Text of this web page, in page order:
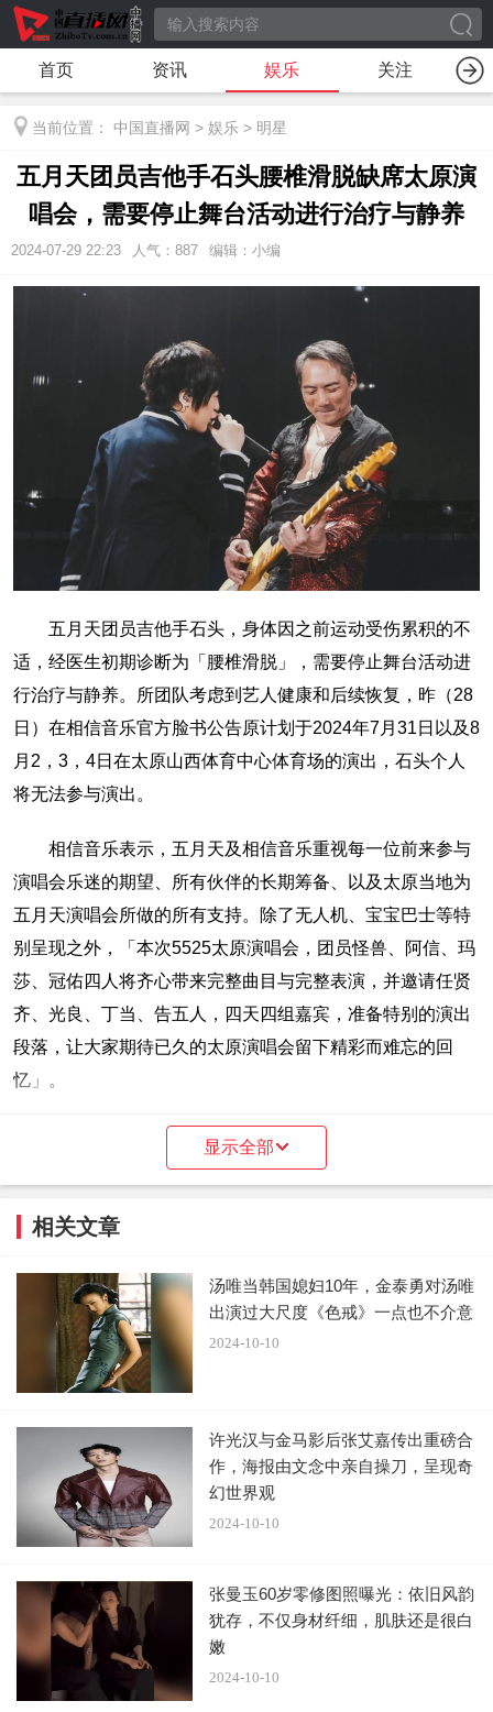
首页 资讯 娱乐 关注
当前位置： 中国直播网 > 娱乐 > 明星
五月天团员吉他手石头腰椎滑脱缺席太原演
唱会，需要停止舞台活动进行治疗与静养
2024-07-29 22:23 人气： 887 编辑：小编
五月天团员吉他手石头，身体因之前运动受伤累积的不
适，经医生初期诊断为「腰椎滑脱」，需要停止舞台活动进
行治疗与静养。所团队考虑到艺人健康和后续恢复，昨（28
日）在相信音乐官方脸书公告原计划于2024年7月31日以及8
月2，3，4日在太原山西体育中心体育场的演出，石头个人
将无法参与演出。
相信音乐表示，五月天及相信音乐重视每一位前来参与
演唱会乐迷的期望、所有伙伴的长期筹备、以及太原当地为
五月天演唱会所做的所有支持。除了无人机、宝宝巴士等特
别呈现之外，「本次5525太原演唱会，团员怪兽、阿信、玛
莎、冠佑四人将齐心带来完整曲目与完整表演，并邀请任贤
齐、光良、丁当、告五人，四天四组嘉宾，准备特别的演出
段落，让大家期待已久的太原演唱会留下精彩而难忘的回
忆」。
至于石头身体受伤状况，据了解他短期内无法负重和长
时间的站立，石头在四位团员的关心支持和医生建议下，将
和广大歌迷见面。而相信音乐也表示：「石头现在医生指示
深表歉意，「同时也希望在各方好友的支持下，本次太原演
唱会仍然能和大家留下一段灿烂的夏夜回忆，再次感谢大家
体谅与理解」。
显示全部
相关文章
汤唯当韩国媳妇10年，金泰勇对汤唯
出演过大尺度《色戒》一点也不介意
2024-10-10
许光汉与金马影后张艾嘉传出重磅合
作，海报由文念中亲自操刀，呈现奇
幻世界观
2024-10-10
张曼玉60岁零修图照曝光：依旧风韵
犹存，不仅身材纤细，肌肤还是很白
嫩
2024-10-10